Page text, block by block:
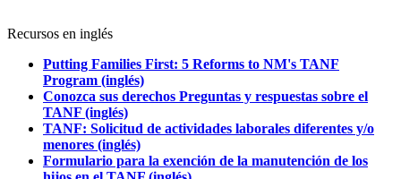
Recursos en inglés
Putting Families First: 5 Reforms to NM's TANF
Program (inglés)
Conozca sus derechos Preguntas y respuestas sobre el
TANF (inglés)
TANF: Solicitud de actividades laborales diferentes y/o
menores (inglés)
Formulario para la exención de la manutención de los